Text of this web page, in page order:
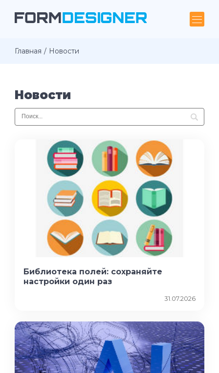
Главная Новости
Новости
Библиотека полей: сохраняйте
настройки один раз
31.07.2026